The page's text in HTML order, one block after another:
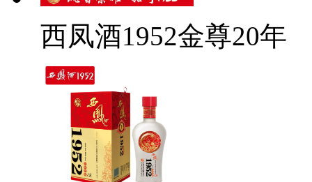
西凤酒1952金尊20年